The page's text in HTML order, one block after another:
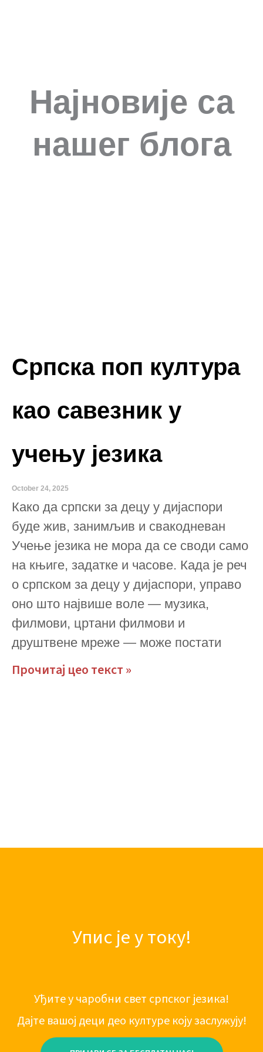
Најновије са
нашег блога
Српска поп култура
као савезник у
учењу језика
October 24, 2025
Како да српски за децу у дијаспори
буде жив, занимљив и свакодневан
Учење језика не мора да се своди само
на књиге, задатке и часове. Када је реч
о српском за децу у дијаспори, управо
оно што највише воле — музика,
филмови, цртани филмови и
друштвене мреже — може постати
Прочитај цео текст »
Упис је у току!
Уђите у чаробни свет српског језика!
Дајте вашој деци део културе коју заслужују!